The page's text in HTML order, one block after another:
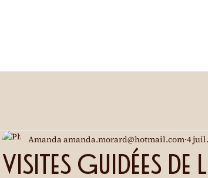
Visites guidées
Amanda amanda.morard@hotmail.com 4